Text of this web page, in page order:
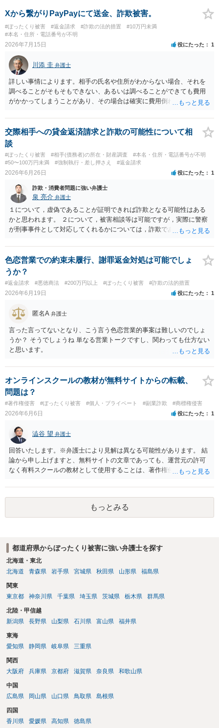
Xから繋がりPayPayにて送金、詐欺被害。
#ぼったくり被害 #返金請求 #詐欺の法的措置
#10万円未満
#本名・住所・電話番号が不明
2026年7月15日 役にたった 1
川添 圭 弁護士
詳しい事情によります。相手の氏名や住所がわからない場合、それを
調べることがそもそもできない、あるいは調べることができても費用
がかかってしまうことがあり、その場合は確実に費用倒れになりそう
交際相手への貸金返済請求と詐欺の可能性について相
談
#ぼったくり被害 #相手(債務者)の所在・財産調査
#本名・住所・電話番号が不明
#50〜100万円未満
#強制執行・差し押さえ #返金請求
2026年6月26日 役にたった 1
詐欺・消費者問題に強い弁護士
泉 亮介 弁護士
１について，虚偽であることが証明できれば詐欺となる可能性はある
かと思われます。 ２について，被害相談等は可能ですが，実際に警察
が刑事事件として対応してくれるかについては，詐欺であることをど
す。 ３について，相手と連絡が取れるのであれば内容証明や電話での
連絡等から交渉をすることtなるかと思われます。弁護士を立てること
を想定されている場合，裁判をする場合だと，弁護士費用との関係か
ら全額回収できたとしてもご自身の経済的な利益は少ないかと思われ
ます。 ４について，実際の内容次第ですが，可能な場合も多いです。
５について，可能かと思われます。 ６について，内容証明については
住んで居る場所が判明しないと送付は出来ないでしょう。裁判手続き
については，住民票上の住所へ住んでいないことを調査したうえで，
公示送達という方法により訴訟提起することとなります。 ７につい
て，プライバシー権侵害や名誉権侵害として相手から逆に請求を受け
るきっかけとなりかねないため，避けたほうが良いかと思われます。
色恋営業での約束未履行、謝罪返金対処は可能でしょ
うか？
#返金請求 #悪徳商法 #200万円以上 #ぼったくり被害 #詐欺の法的措置
2026年6月19日 役にたった 1
匿名A 弁護士
言った言ってないとなり、こう言う色恋営業的事案は難しいのでしょ
うか？ そうでしょうね 単なる営業トークですし、関わっても仕方ない
と思います。
オンラインスクールの教材が無料サイトからの転載、
問題は？
#著作権侵害 #ぼったくり被害 #個人・プライベート #副業詐欺 #商標権侵害
2026年6月6日 役にたった 1
澁谷 望 弁護士
回答いたします。※弁護士により見解は異なる可能性があります。 結
論から申し上げますと、無料サイトの文章であっても、運営元の許可
なく有料スクールの教材として使用することは、著作権侵害にあたる
といって使用してよい訳ではありません（営利的利用ならばなおのこ
と。）。無料サイトで公開されている文章にも著作権が発生しうるた
め、これを無断で複製し、有料スクールの教材として配布する行為
は、著作権を侵害するおそれがあります。 もっとも、教材内に明記さ
いる場合などは、法的に問題ありません。受講生側で無断使用である
と断定することは難しいため、気になるようであればスクール側に事
実関係を確認してみるのも一案かと思います。
もっとみる
都道府県からぼったくり被害に強い弁護士を探す
北海道・東北
北海道
青森県 岩手県 宮城県 秋田県 山形県 福島県
関東
東京都
神奈川県 千葉県 埼玉県 茨城県 栃木県 群馬県
北陸・甲信越
新潟県
長野県 山梨県 石川県 富山県 福井県
東海
愛知県
静岡県 岐阜県 三重県
関西
大阪府
兵庫県 京都府 滋賀県 奈良県 和歌山県
中国
広島県
岡山県 山口県 鳥取県 島根県
四国
香川県
愛媛県 高知県 徳島県